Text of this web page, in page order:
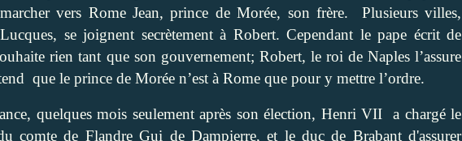
vers Rome Jean, prince de Morée, son frère. Plusieurs villes,
se joignent secrètement à Robert. Cependant le pape écrit de
rien tant que son gouvernement; Robert, le roi de Naples l’assure
que le prince de Morée n’est à Rome que pour y mettre l’ordre.
quelques mois seulement après son élection, Henri VII
a chargé le
comte de Flandre Gui de Dampierre, et le duc de Brabant d'assurer